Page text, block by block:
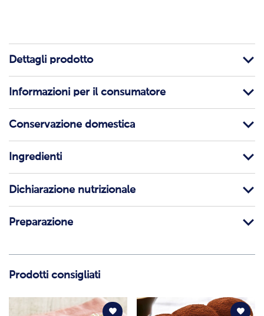
Dettagli prodotto
Informazioni per il consumatore
Conservazione domestica
Ingredienti
Dichiarazione nutrizionale
Preparazione
Prodotti consigliati